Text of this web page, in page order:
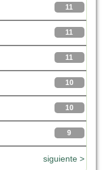
11
11
11
10
10
9
siguiente >